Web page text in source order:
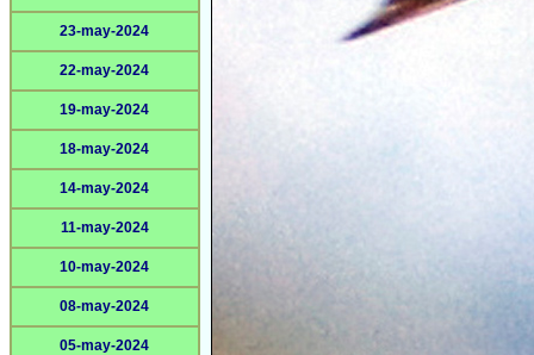
23-may-2024
22-may-2024
19-may-2024
18-may-2024
14-may-2024
11-may-2024
10-may-2024
08-may-2024
05-may-2024